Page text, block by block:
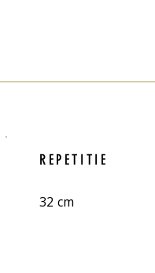
REPETITIE
32 cm